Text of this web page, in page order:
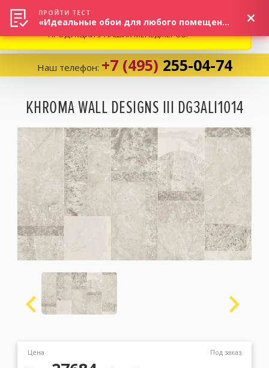
Корзина: 0
Избранное:0 товаров
Каталог
Компания
Личный кабинет
Москва (сменить город)
Наш телефон: +7 (495) 255-04-74
KHROMA WALL DESIGNS III DG3ALI1014
Цена Под заказ
ВНИМАНИЕ! В СВЯЗИ С СИТУАЦИЕЙ НА РЫНКЕ, ПРОСИМ
УТОЧНЯТЬ АКТУАЛЬНУЮ СТОИМОСТЬ И НАЛИЧИЕ
ПРОДУКЦИИ У НАШИХ МЕНЕДЖЕРОВ.
ПРОЙТИ ТЕСТ
«Идеальные обои для любого помещения!»